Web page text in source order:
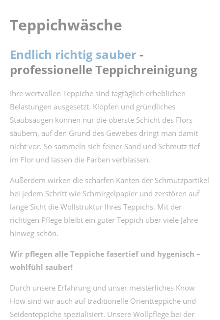
Teppichwäsche
Endlich richtig sauber-
professionelle Teppichreinigung
Ihre wertvollen Teppiche sind tagtäglich erheblichen
Belastungen ausgesetzt. Klopfen und gründliches
Staubsaugen können nur die oberste Schicht des Flors
säubern, auf den Grund des Gewebes dringt man damit
nicht vor. So sammeln sich feiner Sand und Schmutz tief
im Flor und lassen die Farben verblassen.
Außerdem wirken die scharfen Kanten der Schmutzpartikel
bei jedem Schritt wie Schmirgelpapier und zerstören auf
lange Sicht die Wollstruktur Ihres Teppichs. Mit der
richtigen Pflege bleibt ein guter Teppich über viele Jahre
hinweg schön.
Wir pflegen alle Teppiche fasertief und hygenisch –
wohlfühl sauber!
Durch unsere Erfahrung und unser meisterliches Know
How sind wir auch auf traditionelle Orientteppiche und
Seidenteppiche spezialisiert. Unsere Wollpflege bei der